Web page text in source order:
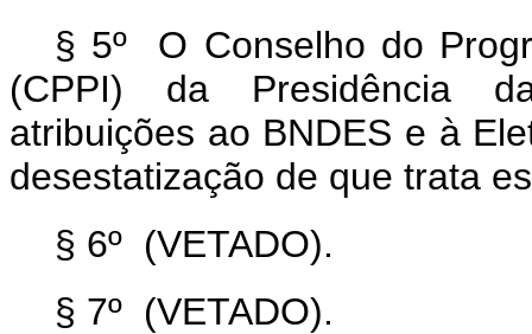
§ 5º O Conselho do
(CPPI) da Presidência
atribuições ao BNDES e à
desestatização de que trata
§ 6º (VETADO).
§ 7º (VETADO).